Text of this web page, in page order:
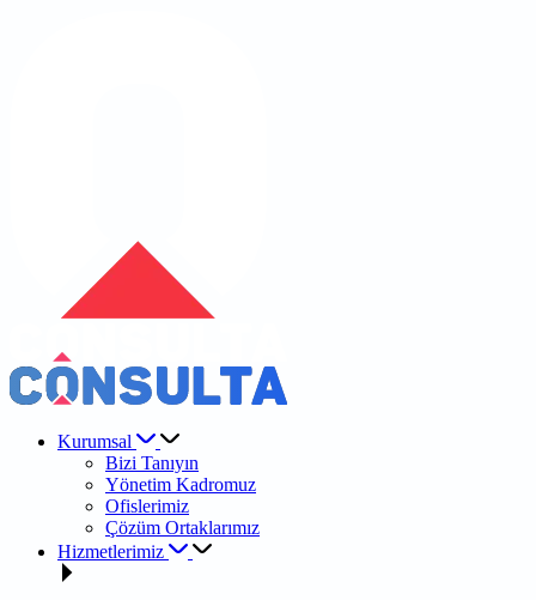
Kurumsal
Bizi Tanıyın
Yönetim Kadromuz
Ofislerimiz
Çözüm Ortaklarımız
Hizmetlerimiz